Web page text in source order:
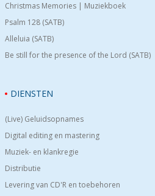
Christmas Memories | Muziekboek
Psalm 128 (SATB)
Alleluia (SATB)
Be still for the presence of the Lord (SATB)
DIENSTEN
(Live) Geluidsopnames
Digital editing en mastering
Muziek- en klankregie
Distributie
Levering van CD'R en toebehoren